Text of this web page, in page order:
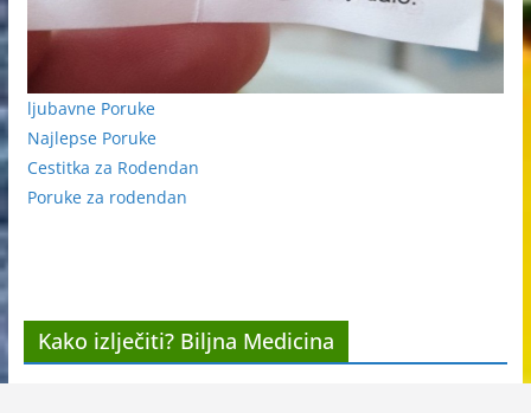
ljubavne Poruke
Najlepse Poruke
Cestitka za Rodendan
Poruke za rodendan
Kako izlječiti? Biljna Medicina